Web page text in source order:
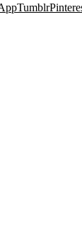
Tumblr